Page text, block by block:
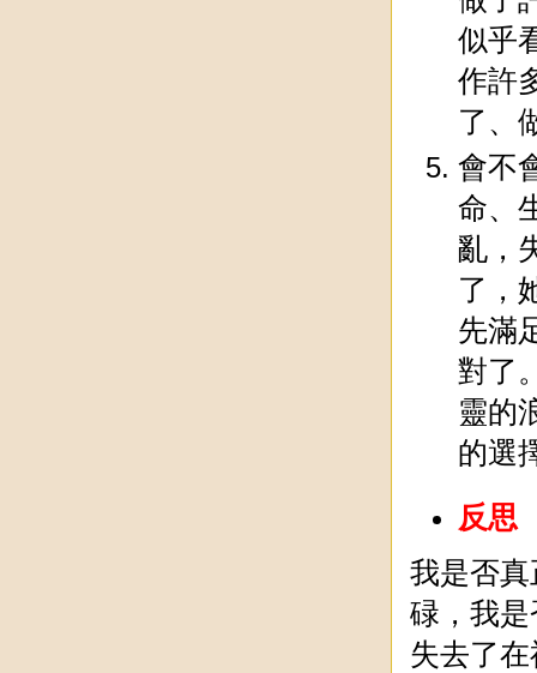
似乎
作許
了、
會不
命、
亂，
了，
先滿
對了
靈的
的選
反思
我是否
碌，我
失去了